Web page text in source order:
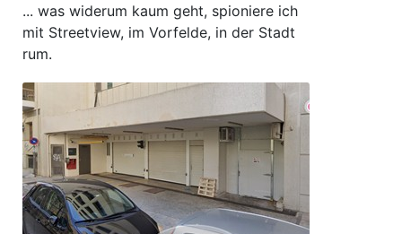
... was widerum kaum geht, spioniere ich
mit Streetview, im Vorfelde, in der Stadt
rum.